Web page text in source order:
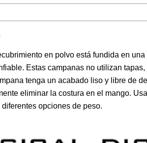
en polvo está fundida en
Estas campanas no utilizan
tenga un acabado liso y libre de
eliminar la costura en el mango.
opciones de peso.